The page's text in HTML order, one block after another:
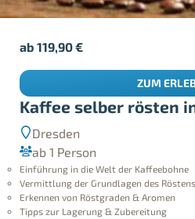
Kaffee selber rösten
Dresden
ab 1 Person
Einführung in die Welt der Kaffeebohne
Vermittlung der Grundlagen des Röstens
Erkennen von Röstgraden & Aromen
Tipps zur Lagerung & Zubereitung
ab119,90€
ZUM